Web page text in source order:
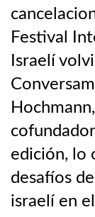
Festival
Israelí
edición, lo
desafíos
israelí en